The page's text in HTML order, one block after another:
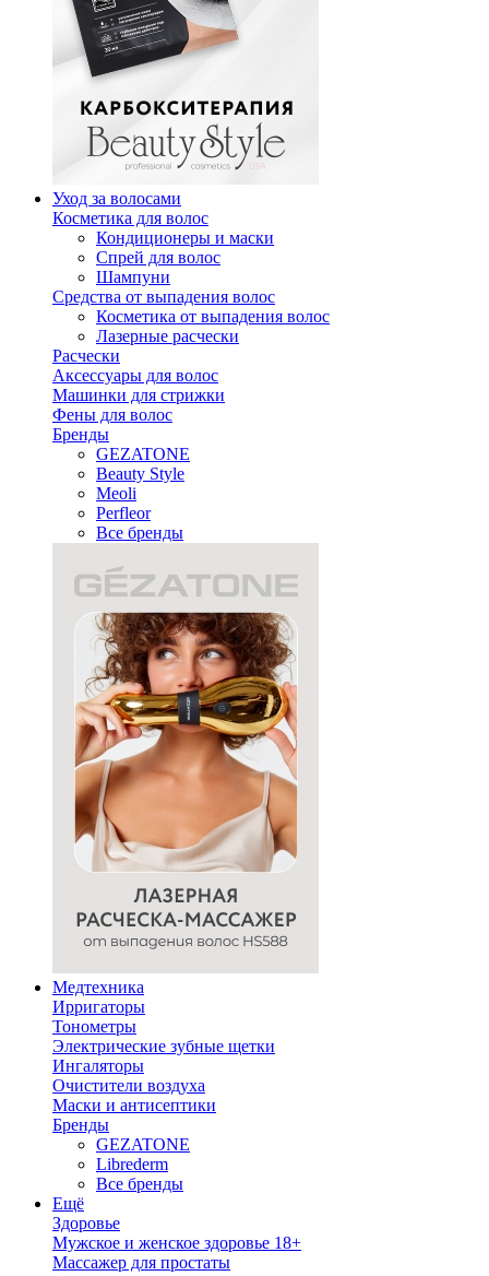
Уход за волосами
Косметика для волос
Кондиционеры и маски
Спрей для волос
Шампуни
Средства от выпадения волос
Косметика от выпадения волос
Лазерные расчески
Расчески
Аксессуары для волос
Машинки для стрижки
Фены для волос
Бренды
GEZATONE
Beauty Style
Meoli
Perfleor
Все бренды
Медтехника
Ирригаторы
Тонометры
Электрические зубные щетки
Ингаляторы
Очистители воздуха
Маски и антисептики
Бренды
GEZATONE
Librederm
Все бренды
Ещё
Здоровье
Мужское и женское здоровье 18+
Массажер для простаты